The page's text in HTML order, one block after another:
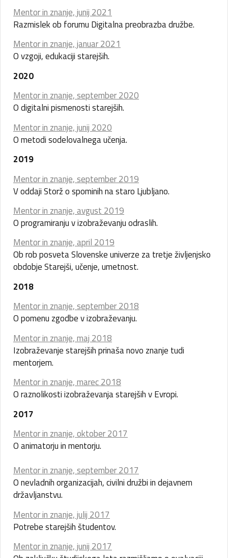
Mentor in znanje, junij 2021
Razmislek ob forumu Digitalna preobrazba družbe.
Mentor in znanje, januar 2021
O vzgoji, edukaciji starejših.
2020
Mentor in znanje, september 2020
O digitalni pismenosti starejših.
Mentor in znanje, junij 2020
O metodi sodelovalnega učenja.
2019
Mentor in znanje, september 2019
V oddaji Storž ospominih na staro Ljubljano.
Mentor in znanje, avgust 2019
O programiranju v izobraževanju odraslih.
Mentor in znanje, april 2019
Ob rob posveta Slovenske univerze za tretje življenjsko
obdobje Starejši, učenje, umetnost.
2018
Mentor in znanje, september 2018
O pomenu zgodbe v izobraževanju.
Mentor in znanje, maj 2018
Izobraževanje starejših prinaša novo znanje tudi
mentorjem.
Mentor in znanje, marec 2018
O raznolikosti izobraževanja starejših v Evropi.
2017
Mentor in znanje, oktober 2017
O animatorju in mentorju.
Mentor in znanje, september 2017
O nevladnih organizacijah, civilni družbi in dejavnem
državljanstvu.
Mentor in znanje, julij 2017
Potrebe starejših študentov.
Mentor in znanje, junij 2017